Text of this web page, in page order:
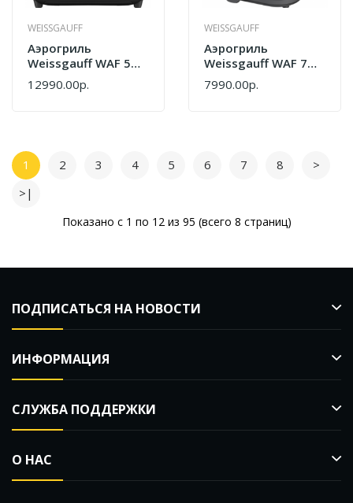
WEISSGAUFF
Аэрогриль
Weissgauff WAF 525
ActiveSteamPro
441165
12990.00р.
WEISSGAUFF
Аэрогриль
Weissgauff WAF 715
DW Smart Fry
439262
7990.00р.
1 2 3 4 5 6 7 8
>
>|
Показано с 1 по 12 из 95 (всего 8 страниц)
ПОДПИСАТЬСЯ НА НОВОСТИ
ИНФОРМАЦИЯ
СЛУЖБА ПОДДЕРЖКИ
О НАС